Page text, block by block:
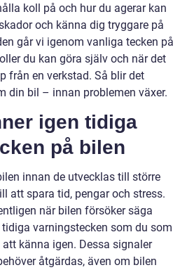
koll på och hur du agerar kan
och känna dig tryggare på
går vi igenom vanliga tecken på
du kan göra själv och när det
från en verkstad. Så blir det
din bil – innan problemen växer.
igen tidiga
på bilen
innan de utvecklas till större
att spara tid, pengar och stress.
när bilen försöker säga
varningstecken som du som
känna igen. Dessa signaler
åtgärdas, även om bilen